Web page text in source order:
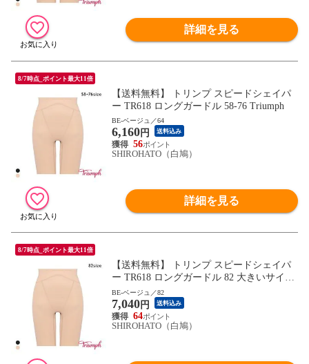
詳細を見る
8/7時点_ポイント最大11倍
【送料無料】 トリンプ スピードシェイパ
ー TR618 ロングガードル 58-76 Triumph
BE-ベージュ／64
6,160円 送料込み
56
SHIROHATO（白鳩）
詳細を見る
8/7時点_ポイント最大11倍
【送料無料】 トリンプ スピードシェイパ
ー TR618 ロングガードル 82 大きいサイズ
Triumph
BE-ベージュ／82
7,040円 送料込み
64
SHIROHATO（白鳩）